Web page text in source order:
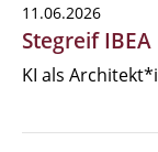
11.06.2026
Stegreif
KI als